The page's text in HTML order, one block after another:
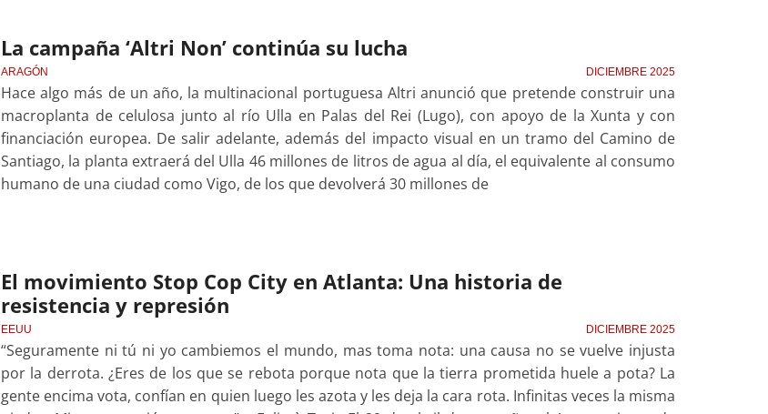
La campaña ‘Altri Non’ continúa su lucha
ARAGÓN DICIEMBRE 2025
Hace algo más de un año, la multinacional portuguesa Altri anunció que pretende construir una
macroplanta de celulosa junto al río Ulla en Palas del Rei (Lugo), con apoyo de la Xunta y con
financiación europea. De salir adelante, además del impacto visual en un tramo del Camino de
Santiago, la planta extraerá del Ulla 46 millones de litros de agua al día, el equivalente al consumo
humano de una ciudad como Vigo, de los que devolverá 30 millones de
El movimiento Stop Cop City en Atlanta: Una historia de
resistencia y represión
EEUU DICIEMBRE 2025
“Seguramente ni tú ni yo cambiemos el mundo, mas toma nota: una causa no se vuelve injusta
por la derrota. ¿Eres de los que se rebota porque nota que la tierra prometida huele a pota? La
gente encima vota, confían en quien luego les azota y les deja la cara rota. Infinitas veces la misma